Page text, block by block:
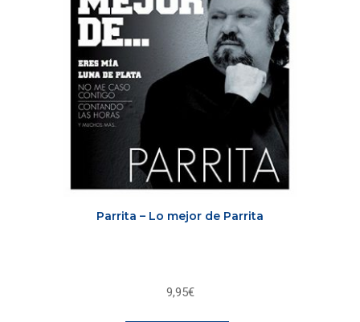
Parrita – Lo mejor de Parrita
9,95€